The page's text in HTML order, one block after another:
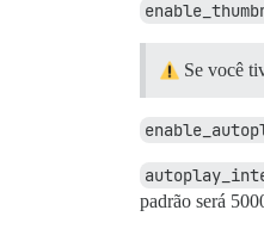
Se você
padrão será